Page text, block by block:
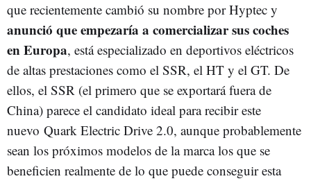
que recientemente cambió su nombre por Hyptec y
anunció que empezaría a comercializar sus coches
en Europa, está especializado en deportivos eléctricos
de altas prestaciones como el SSR, el HT y el GT. De
ellos, el SSR (el primero que se exportará fuera de
China) parece el candidato ideal para recibir este
nuevo Quark Electric Drive 2.0, aunque probablemente
sean los próximos modelos de la marca los que se
beneficien realmente de lo que puede conseguir esta